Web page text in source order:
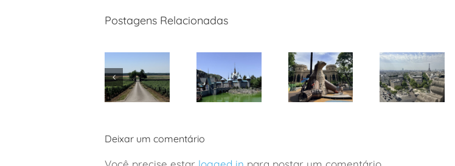
Postagens Relacionadas
França:
Borgonha
Disney Paris:
Pezinhos
Mundo
Deixar um comentário